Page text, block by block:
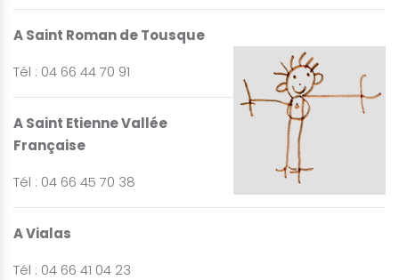
A Saint Roman de Tousque
Tél : 04 66 44 70 91
A Saint Etienne Vallée
Française
Tél : 04 66 45 70 38
A Vialas
Tél : 04 66 41 04 23